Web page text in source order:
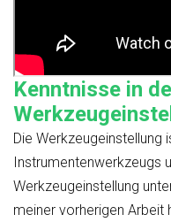
Kenntnisse in
Die Werkzeugeinstellung
Instrumentenwerkzeugs
Werkzeugeinstellung
meiner vorherigen Arbeit